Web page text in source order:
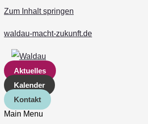
Zum Inhalt springen
waldau-macht-zukunft.de
Aktuelles
Kalender
Kontakt
Main Menu